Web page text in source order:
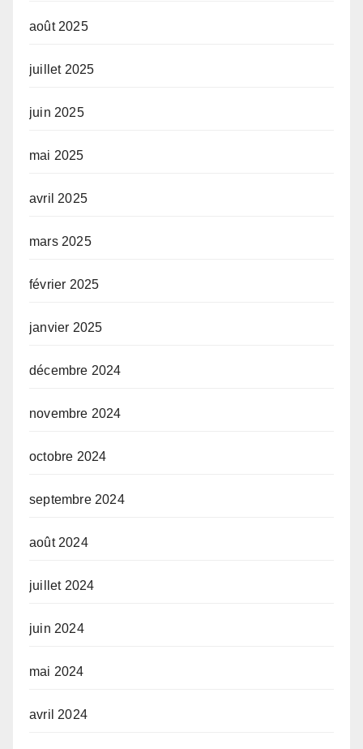
août 2025
juillet 2025
juin 2025
mai 2025
avril 2025
mars 2025
février 2025
janvier 2025
décembre 2024
novembre 2024
octobre 2024
septembre 2024
août 2024
juillet 2024
juin 2024
mai 2024
avril 2024